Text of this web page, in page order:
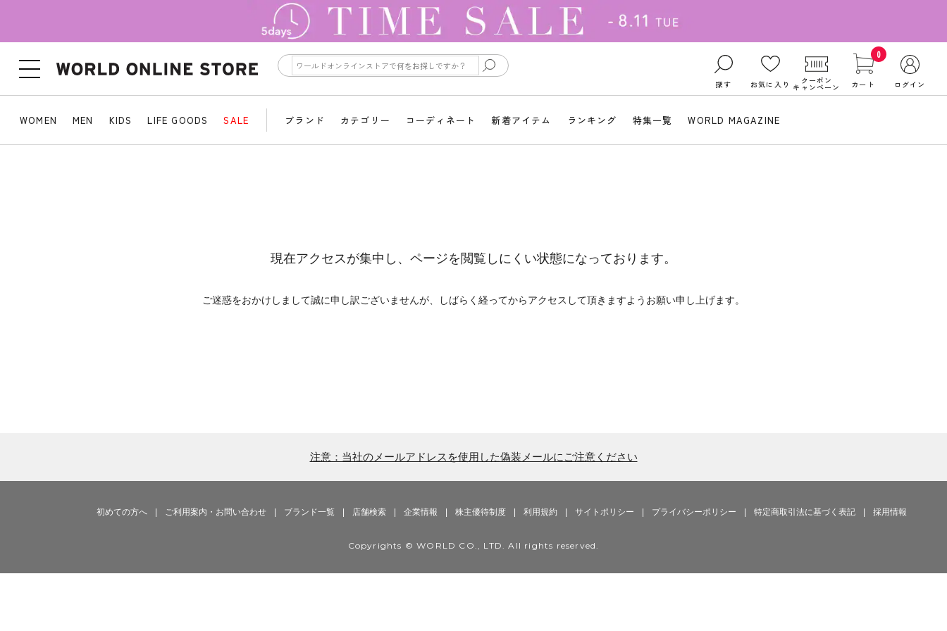
探す お気に入り クーポン
キャンペーン
0
カート ログイン
WOMEN MEN KIDS LIFE GOODS SALE ブランド カテゴリー コーディネート 新着アイテム ランキング 特集一覧 WORLD MAGAZINE
現在アクセスが集中し、ページを閲覧しにくい状態になっております。
ご迷惑をおかけしまして誠に申し訳ございませんが、しばらく経ってからアクセスして頂きますようお願い申し上げます。
注意：当社のメールアドレスを使用した偽装メールにご注意ください
初めての方へ ご利用案内・お問い合わせ ブランド一覧 店舗検索 企業情報 株主優待制度 利用規約 サイトポリシー プライバシーポリシー 特定商取引法に基づく表記 採用情報
Copyrights © WORLD CO., LTD. All rights reserved.